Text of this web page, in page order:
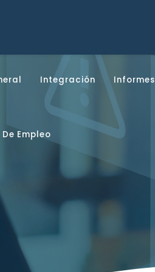
Integración Informes
Empleo